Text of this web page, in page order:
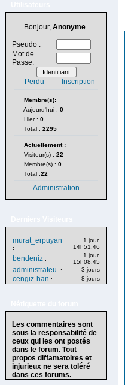
Bonjour, Anonyme
Pseudo :
Mot de
Passe:
Perdu Inscription
Membre(s):
Aujourd'hui : 0
Hier : 0
Total : 2295
Actuellement :
Visiteur(s) : 22
Membre(s) : 0
Total :22
Administration
murat_erpuyan
:
1 jour,
14h51:46
bendeniz :
1 jour,
15h08:45
administrateu. : 3 jours
cengiz-han : 8 jours
Les commentaires sont
sous la responsabilité de
ceux qui les ont postés
dans le forum. Tout
propos diffamatoires et
injurieux ne sera toléré
dans ces forums.